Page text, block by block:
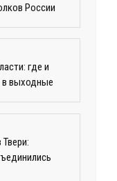
России
где и
в выходные